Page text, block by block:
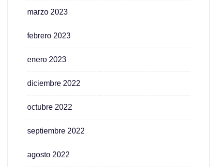
marzo 2023
febrero 2023
enero 2023
diciembre 2022
octubre 2022
septiembre 2022
agosto 2022